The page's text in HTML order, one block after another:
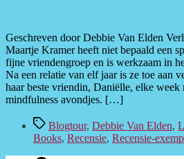
Geschreven door Debbie Van Elden
Maartje Kramer heeft niet bepaald een
fijne vriendengroep en is werkzaam in
Na een relatie van elf jaar is ze toe aan
haar beste vriendin, Daniëlle, elke week
mindfulness avondjes. […]
TagsBlogtour, Debbie Van Elden,
Books, Recensie, Recensie-